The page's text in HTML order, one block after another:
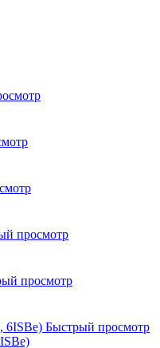
просмотр
просмотр
Быстрый просмотр